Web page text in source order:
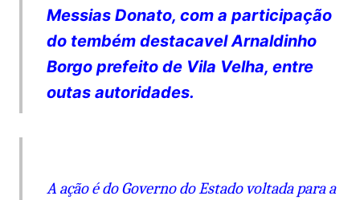
Messias Donato, com a participação
do tembém destacavel Arnaldinho
Borgo prefeito de Vila Velha, entre
outas autoridades.
A ação é do Governo do Estado voltada para a